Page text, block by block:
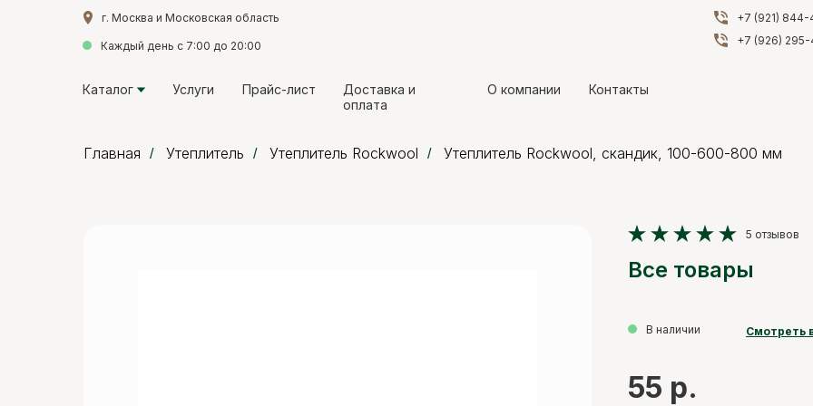
г. Москва и Московская область
Доставка и
оплата
Прайс-лист Контакты
Услуги
Каталог О компании
Каждый день с 7:00 до 20:00
+7 (921)
+7 (926)
г. Москва и Московская область
Доставка и
оплата
Прайс-лист Контакты
Услуги
Каталог О компании
Каждый день с 7:00 до 20:00
+7 (921)
+7 (926)
Главная / Утеплитель / Утеплитель Rockwool / Утеплитель Rockwool, скандик, 100-600-800 мм
Все товары
55 р.
В наличии Смотреть
5 отзывов